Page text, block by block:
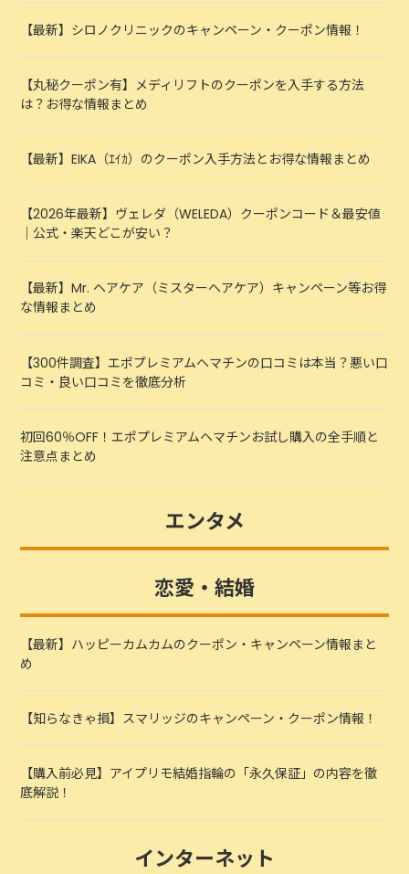
【最新】シロノクリニックのキャンペーン・クーポン情報！
【丸秘クーポン有】メディリフトのクーポンを入手する方法
は？お得な情報まとめ
【最新】EIKA（ｴｲｶ）のクーポン入手方法とお得な情報まとめ
【2026年最新】ヴェレダ（WELEDA）クーポンコード＆最安値
｜公式・楽天どこが安い？
【最新】Mr. ヘアケア（ミスターヘアケア）キャンペーン等お得
な情報まとめ
【300件調査】エポプレミアムヘマチンの口コミは本当？悪い口
コミ・良い口コミを徹底分析
初回60％OFF！エポプレミアムヘマチンお試し購入の全手順と
注意点まとめ
エンタメ
恋愛・結婚
【最新】ハッピーカムカムのクーポン・キャンペーン情報まと
め
【知らなきゃ損】スマリッジのキャンペーン・クーポン情報！
【購入前必見】アイプリモ結婚指輪の「永久保証」の内容を徹
底解説！
インターネット